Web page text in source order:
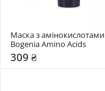
Маска з амінокислотами
Bogenia Amino Acids
309 ₴